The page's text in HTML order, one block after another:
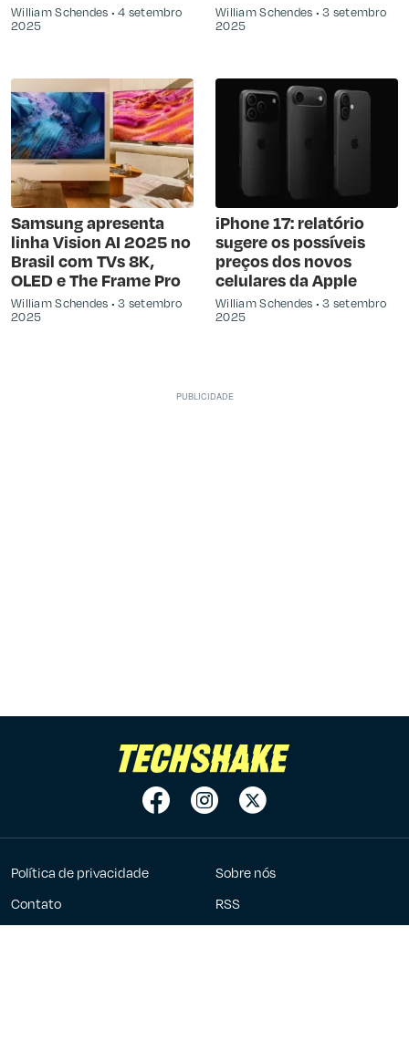
William Schendes
4 setembro
2025
William Schendes
3 setembro
2025
Samsung apresenta
linha Vision AI 2025 no
Brasil com TVs 8K,
OLED e The Frame Pro
William Schendes
3 setembro
2025
iPhone 17: relatório
sugere os possíveis
preços dos novos
celulares da Apple
William Schendes
3 setembro
2025
Política de privacidade
Sobre nós
Contato
RSS